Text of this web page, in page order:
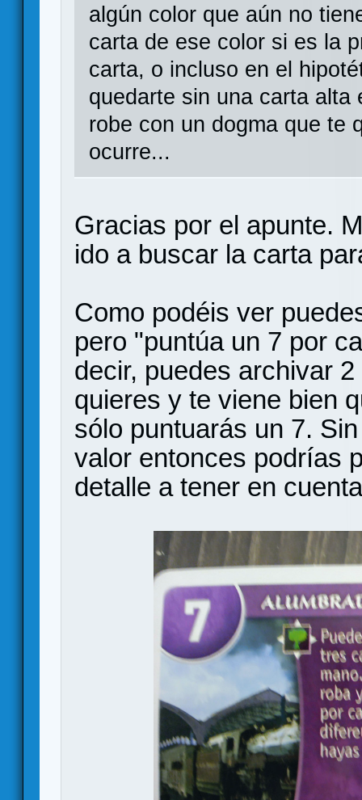
algún color que aún no
carta de ese color si es la
carta, o incluso en el
quedarte sin una carta alta
robe con un dogma que te
ocurre...
Gracias por el apunte.
ido a buscar la carta
Como podéis ver
pero "puntúa un 7 por
decir, puedes archivar
quieres y te viene bien
sólo puntuarás un 7.
valor entonces podrías
detalle a tener en